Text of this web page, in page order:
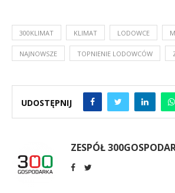
300KLIMAT KLIMAT LODOWCE
NAJNOWSZE TOPNIENIE LODOWCÓW
UDOSTĘPNIJ
ZESPÓŁ